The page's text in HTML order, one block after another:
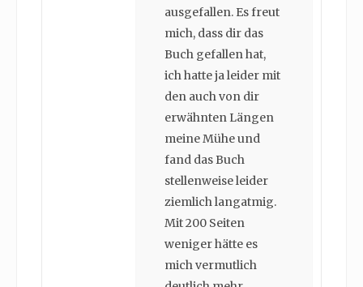
ausgefallen. Es freut
mich, dass dir das
Buch gefallen hat,
ich hatte ja leider mit
den auch von dir
erwähnten Längen
meine Mühe und
fand das Buch
stellenweise leider
ziemlich langatmig.
Mit 200 Seiten
weniger hätte es
mich vermutlich